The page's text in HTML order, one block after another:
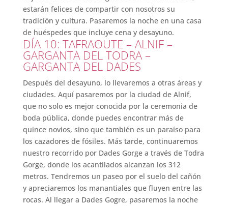
estarán felices de compartir con nosotros su
tradición y cultura. Pasaremos la noche en una casa
de huéspedes que incluye cena y desayuno.
DÍA 10: TAFRAOUTE – ALNIF –
GARGANTA DEL TODRA –
GARGANTA DEL DADES
Después del desayuno, lo llevaremos a otras áreas y
ciudades. Aquí pasaremos por la ciudad de Alnif,
que no solo es mejor conocida por la ceremonia de
boda pública, donde puedes encontrar más de
quince novios, sino que también es un paraíso para
los cazadores de fósiles. Más tarde, continuaremos
nuestro recorrido por Dades Gorge a través de Todra
Gorge, donde los acantilados alcanzan los 312
metros. Tendremos un paseo por el suelo del cañón
y apreciaremos los manantiales que fluyen entre las
rocas. Al llegar a Dades Gogre, pasaremos la noche